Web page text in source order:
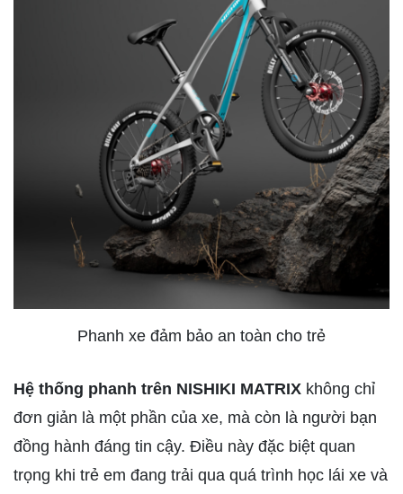
Phanh xe đảm bảo an toàn cho trẻ
Hệ thống phanh trên NISHIKI MATRIX không chỉ
đơn giản là một phần của xe, mà còn là người bạn
đồng hành đáng tin cậy. Điều này đặc biệt quan
trọng khi trẻ em đang trải qua quá trình học lái xe và